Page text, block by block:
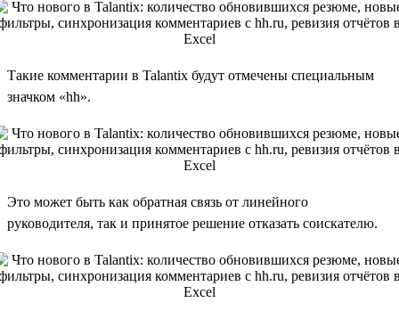
Такие комментарии в Talantix будут отмечены специальным
значком «hh».
Это может быть как обратная связь от линейного
руководителя, так и принятое решение отказать соискателю.